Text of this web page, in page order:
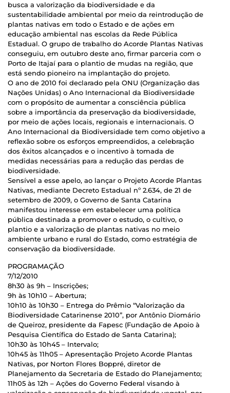
busca a valorização da biodiversidade e da
sustentabilidade ambiental por meio da reintrodução de
plantas nativas em todo o Estado e de ações em
educação ambiental nas escolas da Rede Pública
Estadual. O grupo de trabalho do Acorde Plantas Nativas
conseguiu, em outubro deste ano, firmar parceria com o
Porto de Itajaí para o plantio de mudas na região, que
está sendo pioneiro na implantação do projeto.
O ano de 2010 foi declarado pela ONU (Organização das
Nações Unidas) o Ano Internacional da Biodiversidade
com o propósito de aumentar a consciência pública
sobre a importância da preservação da biodiversidade,
por meio de ações locais, regionais e internacionais. O
Ano Internacional da Biodiversidade tem como objetivo a
reflexão sobre os esforços empreendidos, a celebração
dos êxitos alcançados e o incentivo à tomada de
medidas necessárias para a redução das perdas de
biodiversidade.
Sensível a esse apelo, ao lançar o Projeto Acorde Plantas
Nativas, mediante Decreto Estadual nº 2.634, de 21 de
setembro de 2009, o Governo de Santa Catarina
manifestou interesse em estabelecer uma política
pública destinada a promover o estudo, o cultivo, o
plantio e a valorização de plantas nativas no meio
ambiente urbano e rural do Estado, como estratégia de
conservação da biodiversidade.
PROGRAMAÇÃO
7/12/2010
8h30 às 9h – Inscrições;
9h às 10h10 – Abertura;
10h10 às 10h30 – Entrega do Prêmio “Valorização da
Biodiversidade Catarinense 2010”, por Antônio Diomário
de Queiroz, presidente da Fapesc (Fundação de Apoio à
Pesquisa Científica do Estado de Santa Catarina);
10h30 às 10h45 – Intervalo;
10h45 às 11h05 – Apresentação Projeto Acorde Plantas
Nativas, por Norton Flores Boppré, diretor de
Planejamento da Secretaria de Estado do Planejamento;
11h05 às 12h – Ações do Governo Federal visando à